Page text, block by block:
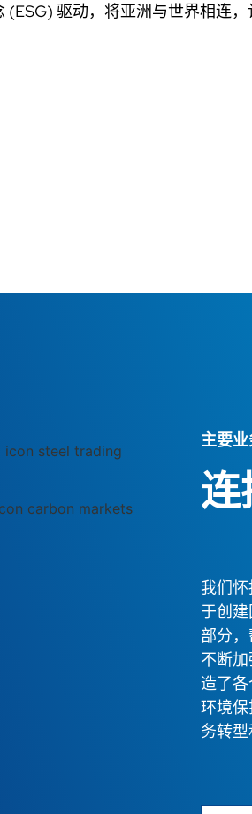
(ESG) 驱动，将亚洲与世界相连
主要业
连
我们
于创
部分，
不断
造了
环境
务转型